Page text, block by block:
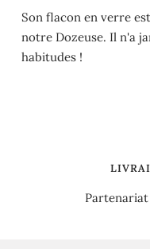
Son flacon en verre
notre Dozeuse. Il n'a
habitudes !
Partenariat